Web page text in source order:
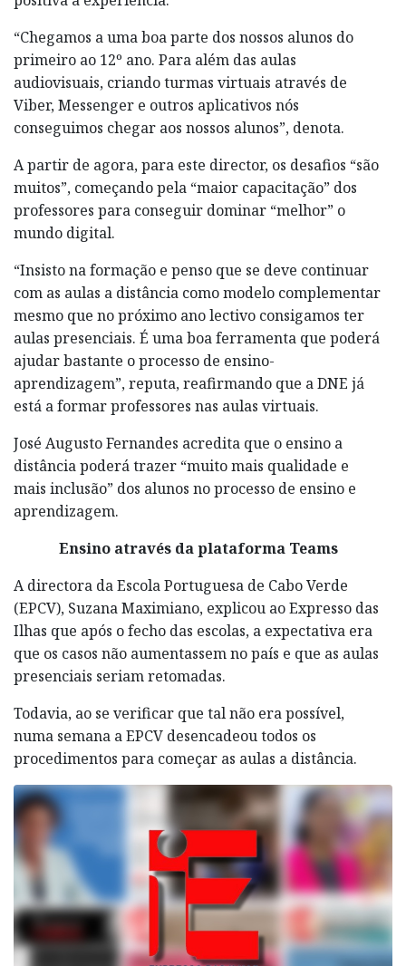
“Chegamos a uma boa parte dos nossos alunos do
primeiro ao 12º ano. Para além das aulas
audiovisuais, criando turmas virtuais através de
Viber, Messenger e outros aplicativos nós
conseguimos chegar aos nossos alunos”, denota.
A partir de agora, para este director, os desafios “são
muitos”, começando pela “maior capacitação” dos
professores para conseguir dominar “melhor” o
mundo digital.
“Insisto na formação e penso que se deve continuar
com as aulas a distância como modelo complementar
mesmo que no próximo ano lectivo consigamos ter
aulas presenciais. É uma boa ferramenta que poderá
ajudar bastante o processo de ensino-
aprendizagem”, reputa, reafirmando que a DNE já
está a formar professores nas aulas virtuais.
José Augusto Fernandes acredita que o ensino a
distância poderá trazer “muito mais qualidade e
mais inclusão” dos alunos no processo de ensino e
aprendizagem.
Ensino através da plataforma Teams
A directora da Escola Portuguesa de Cabo Verde
(EPCV), Suzana Maximiano, explicou ao Expresso das
Ilhas que após o fecho das escolas, a expectativa era
que os casos não aumentassem no país e que as aulas
presenciais seriam retomadas.
Todavia, ao se verificar que tal não era possível,
numa semana a EPCV desencadeou todos os
procedimentos para começar as aulas a distância.